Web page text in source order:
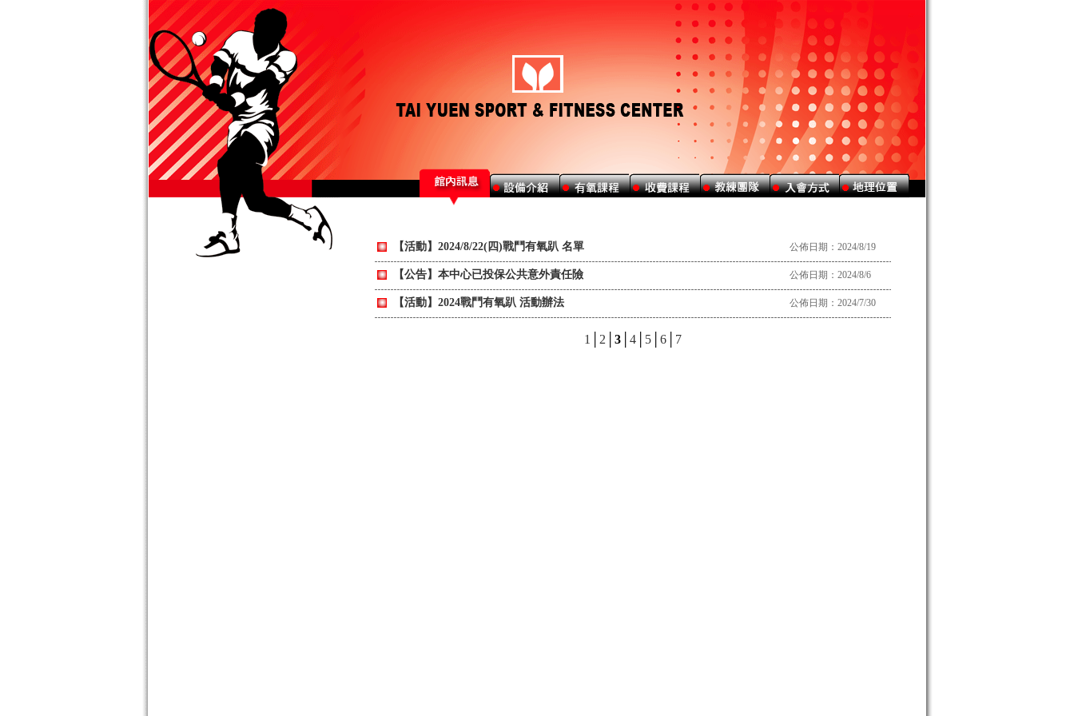
【活動】2024/8/22(四)戰鬥有氧趴 名單 公佈日期：2024/8/19
【公告】本中心已投保公共意外責任險 公佈日期：2024/8/6
【活動】2024戰鬥有氧趴 活動辦法 公佈日期：2024/7/30
1 2 3│ 4│ 5│ 6│ 7